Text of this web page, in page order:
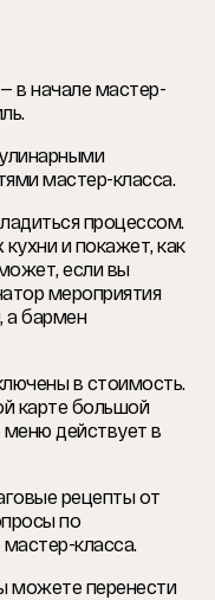
в начале мастер-
мастер-класса.
процессом.
и покажет, как
если вы
мероприятия
а бармен
в стоимость.
карте большой
меню действует в
рецепты от
по
класса.
можете перенести